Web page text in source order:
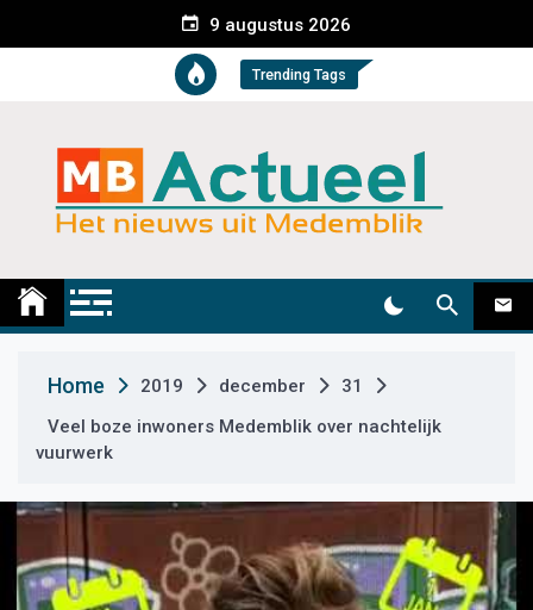
e
t
9 augustus 2026
Trending Tags
Medemblik Actueel
Home 2019 december
31
Veel boze inwoners Medemblik over nachtelijk
vuurwerk